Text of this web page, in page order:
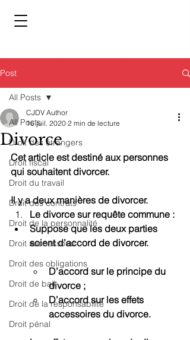
Post
All Posts
Droit des étrangers
Droit fiscal
Droit du travail
Droit des contrats
Droit de la personnalité
Droit successoral
Droit des obligations
Droit de bail
Droit de la responsabilité
Droit pénal
All Posts
Divorce
CJDV Author
16 juil. 2020 2 min de lecture
Cet article est destiné aux personnes
qui souhaitent divorcer.
Il y a deux manières de divorcer.
Le divorce sur requête commune :
Suppose que les deux parties
soient d’accord de divorcer.
D’accord sur le principe du
divorce ;
D’accord sur les effets
accessoires du divorce.